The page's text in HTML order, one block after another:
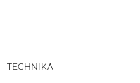
TECHNIKA